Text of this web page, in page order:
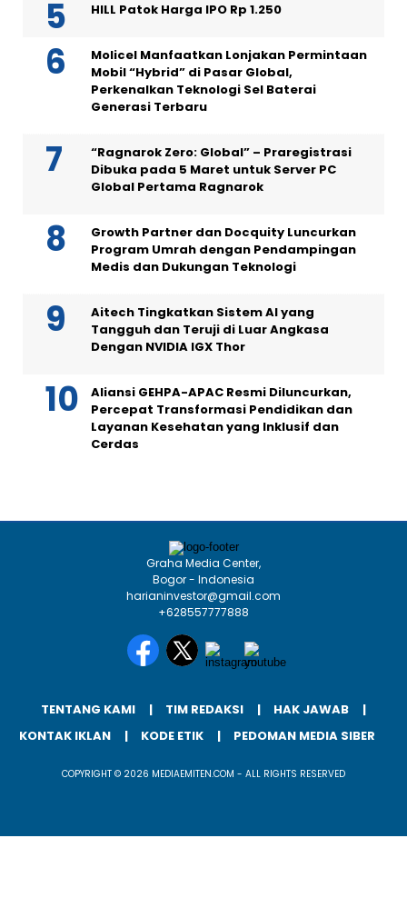
HILL Patok Harga IPO Rp 1.250
Molicel Manfaatkan Lonjakan Permintaan
Mobil “Hybrid” di Pasar Global,
Perkenalkan Teknologi Sel Baterai
Generasi Terbaru
“Ragnarok Zero: Global” – Praregistrasi
Dibuka pada 5 Maret untuk Server PC
Global Pertama Ragnarok
Growth Partner dan Docquity Luncurkan
Program Umrah dengan Pendampingan
Medis dan Dukungan Teknologi
Aitech Tingkatkan Sistem AI yang
Tangguh dan Teruji di Luar Angkasa
Dengan NVIDIA IGX Thor
Aliansi GEHPA-APAC Resmi Diluncurkan,
Percepat Transformasi Pendidikan dan
Layanan Kesehatan yang Inklusif dan
Cerdas
Graha Media Center,
Bogor - Indonesia
harianinvestor@gmail.com
+628557777888
TENTANG KAMI TIM REDAKSI
HAK JAWAB
KONTAK IKLAN
KODE ETIK PEDOMAN MEDIA SIBER
COPYRIGHT © 2026 MEDIAEMITEN.COM - ALL RIGHTS RESERVED